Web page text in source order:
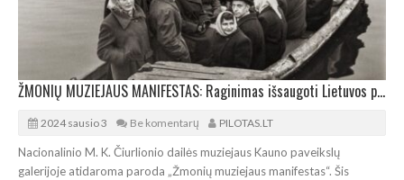
ŽMONIŲ MUZIEJAUS MANIFESTAS: Raginimas išsaugoti Lietuvos pramonės atmintį
2024 sausio 3 Be komentarų PILOTAS.LT
Nacionalinio M. K. Čiurlionio dailės muziejaus Kauno paveikslų
galerijoje atidaroma paroda „Žmonių muziejaus manifestas“. Šis